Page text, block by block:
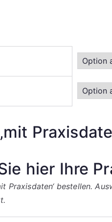
hier Ihre
Praxisdaten‘ bestellen.